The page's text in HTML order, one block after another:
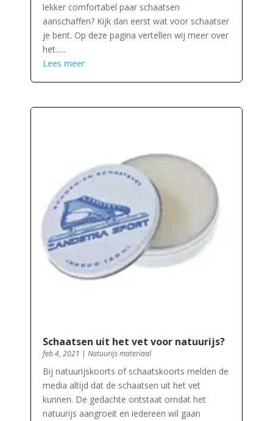
lekker comfortabel paar schaatsen
aanschaffen? Kijk dan eerst wat voor schaatser
je bent. Op deze pagina vertellen wij meer over
het…..
Lees meer
Schaatsen uit het vet voor natuurijs?
feb 4, 2021 | Natuurijs materiaal
Bij natuurijskoorts of schaatskoorts melden de
media altijd dat de schaatsen uit het vet
kunnen. De gedachte ontstaat omdat het
natuurijs aangroeit en iedereen wil gaan